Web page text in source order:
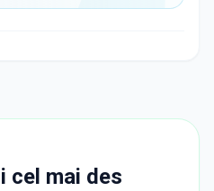
cel mai des